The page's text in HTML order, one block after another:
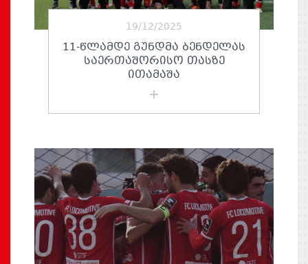
19/12/2025
11-ᲬᲚᲐᲛᲓᲔ ᲒᲣᲜᲓᲛᲐ ᲑᲔᲜᲓᲔᲚᲐᲡ
ᲡᲐᲔᲠᲗᲐᲨᲝᲠᲘᲡᲝ ᲗᲐᲡᲖᲔ
ᲘᲗᲐᲛᲐᲨᲐ